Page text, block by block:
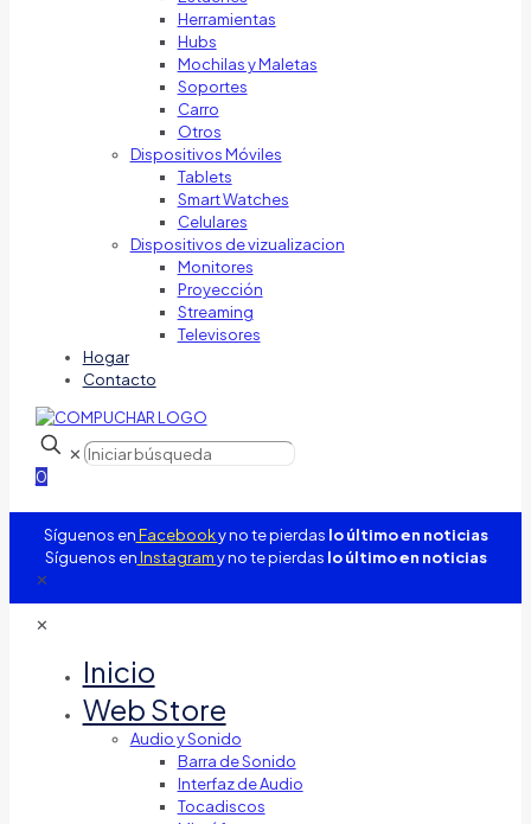
Herramientas
Hubs
Mochilas y Maletas
Soportes
Carro
Otros
Dispositivos Móviles
Tablets
Smart Watches
Celulares
Dispositivos de vizualizacion
Monitores
Proyección
Streaming
Televisores
Hogar
Contacto
✕
0
Síguenos enFacebooky no te pierdas lo último en noticias
Síguenos enInstagramy no te pierdas lo último en noticias
✕
✕
Inicio
Web Store
Audio y Sonido
Barra de Sonido
Interfaz de Audio
Tocadiscos